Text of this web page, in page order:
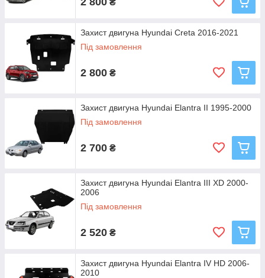
Захист двигуна Hyundai Creta 2016-2021
Під замовлення
2 800 ₴
Захист двигуна Hyundai Elantra II 1995-2000
Під замовлення
2 700 ₴
Захист двигуна Hyundai Elantra III XD 2000-
2006
Під замовлення
2 520 ₴
Захист двигуна Hyundai Elantra IV HD 2006-
2010